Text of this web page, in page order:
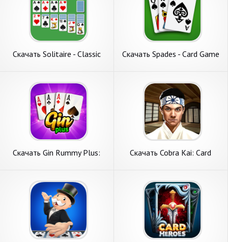
Скачать Solitaire - Classic
Андроид
Скачать Spades - Card Game
Скачать Gin Rummy Plus:
на Андроид
Скачать Cobra Kai: Card